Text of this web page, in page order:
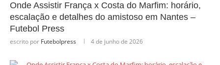
Onde Assistir França x Costa do Marfim: horário,
escalação e detalhes do amistoso em Nantes –
Futebol Press
escrito por Futebolpress 4 de junho de 2026